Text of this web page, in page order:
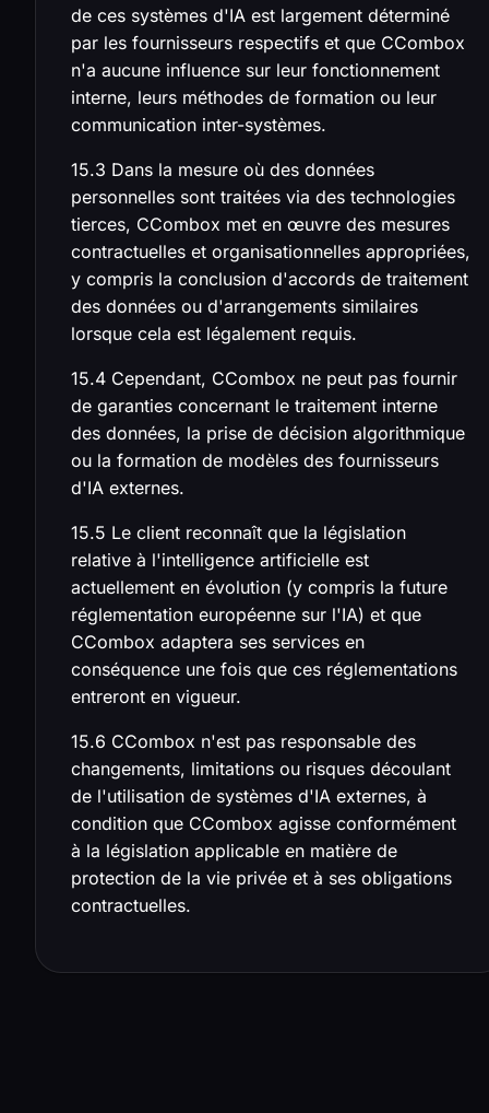
de ces systèmes d'IA est largement déterminé
par les fournisseurs respectifs et que CCombox
n'a aucune influence sur leur fonctionnement
interne, leurs méthodes de formation ou leur
communication inter-systèmes.
15.3 Dans la mesure où des données
personnelles sont traitées via des technologies
tierces, CCombox met en œuvre des mesures
contractuelles et organisationnelles appropriées,
y compris la conclusion d'accords de traitement
des données ou d'arrangements similaires
lorsque cela est légalement requis.
15.4 Cependant, CCombox ne peut pas fournir
de garanties concernant le traitement interne
des données, la prise de décision algorithmique
ou la formation de modèles des fournisseurs
d'IA externes.
15.5 Le client reconnaît que la législation
relative à l'intelligence artificielle est
actuellement en évolution (y compris la future
réglementation européenne sur l'IA) et que
CCombox adaptera ses services en
conséquence une fois que ces réglementations
entreront en vigueur.
15.6 CCombox n'est pas responsable des
changements, limitations ou risques découlant
de l'utilisation de systèmes d'IA externes, à
condition que CCombox agisse conformément
à la législation applicable en matière de
protection de la vie privée et à ses obligations
contractuelles.